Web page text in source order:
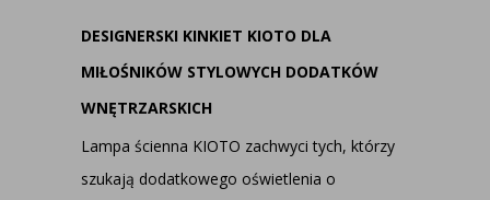
DESIGNERSKI KINKIET KIOTO DLA
MIŁOŚNIKÓW STYLOWYCH DODATKÓW
WNĘTRZARSKICH
Lampa ścienna KIOTO zachwyci tych, którzy
szukają dodatkowego oświetlenia o